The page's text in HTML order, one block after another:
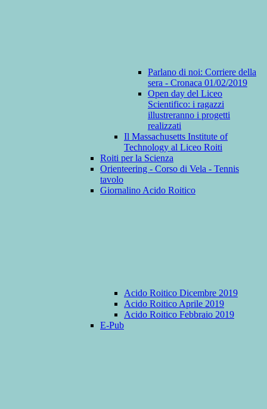
Parlano di noi: Corriere della
sera - Cronaca 01/02/2019
Open day del Liceo
Scientifico: i ragazzi
illustreranno i progetti
realizzati
Il Massachusetts Institute of
Technology al Liceo Roiti
Roiti per la Scienza
Orienteering - Corso di Vela - Tennis
tavolo
Giornalino Acido Roitico
Acido Roitico Dicembre 2019
Acido Roitico Aprile 2019
Acido Roitico Febbraio 2019
E-Pub